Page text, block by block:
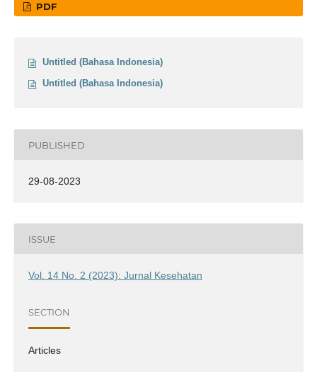
PDF
Untitled (Bahasa Indonesia)
Untitled (Bahasa Indonesia)
PUBLISHED
29-08-2023
ISSUE
Vol. 14 No. 2 (2023): Jurnal Kesehatan
SECTION
Articles